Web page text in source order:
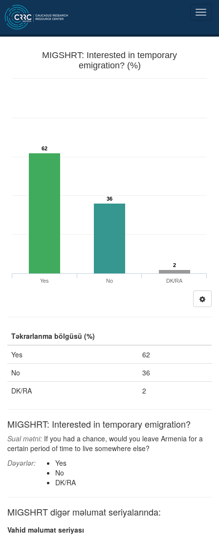
MIGSHRT: Interested in temporary
emigration? (%)
62
36
2
Yes No DK/RA
Təkrarlanma bölgüsü (%)
Yes
62
No
36
DK/RA
2
MIGSHRT: Interested in temporary emigration?
Sual mətni: If you had a chance, would you leave Armenia for a
certain period of time to live somewhere else?
Dəyərlər:
Yes
No
DK/RA
MIGSHRT digər məlumat seriyalarında:
Vahid məlumat seriyası